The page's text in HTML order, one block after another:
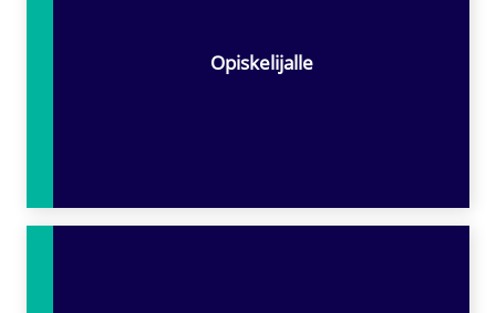
Opiskelijalle